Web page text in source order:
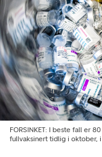
FORSINKET: I beste fall er
fullvaksinert tidlig i oktober,